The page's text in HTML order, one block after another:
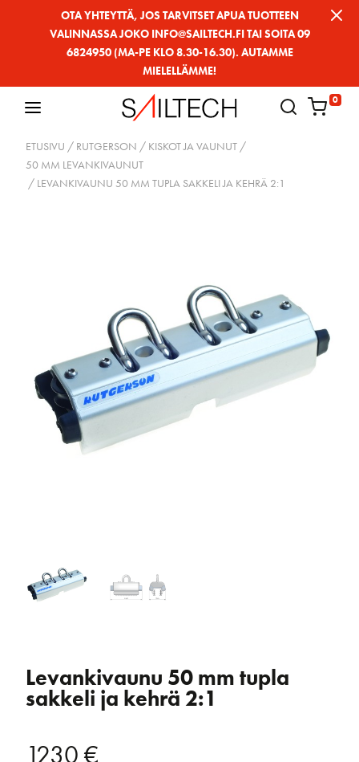
OTA YHTEYTTÄ, JOS TARVITSET APUA TUOTTEEN
VALINNASSA JOKO INFO@SAILTECH.FI TAI SOITA 09
6824950 (MA-PE KLO 8.30-16.30). AUTAMME
MIELELLÄMME!
0
ETUSIVU / RUTGERSON / KISKOT JA VAUNUT /
50 MM LEVANKIVAUNUT
/ LEVANKIVAUNU 50 MM TUPLA SAKKELI JA KEHRÄ 2:1
Levankivaunu 50 mm tupla
sakkeli ja kehrä 2:1
1230€